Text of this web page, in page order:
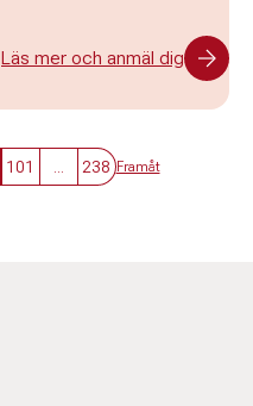
Läs mer och anmäl dig
101 238 Framåt